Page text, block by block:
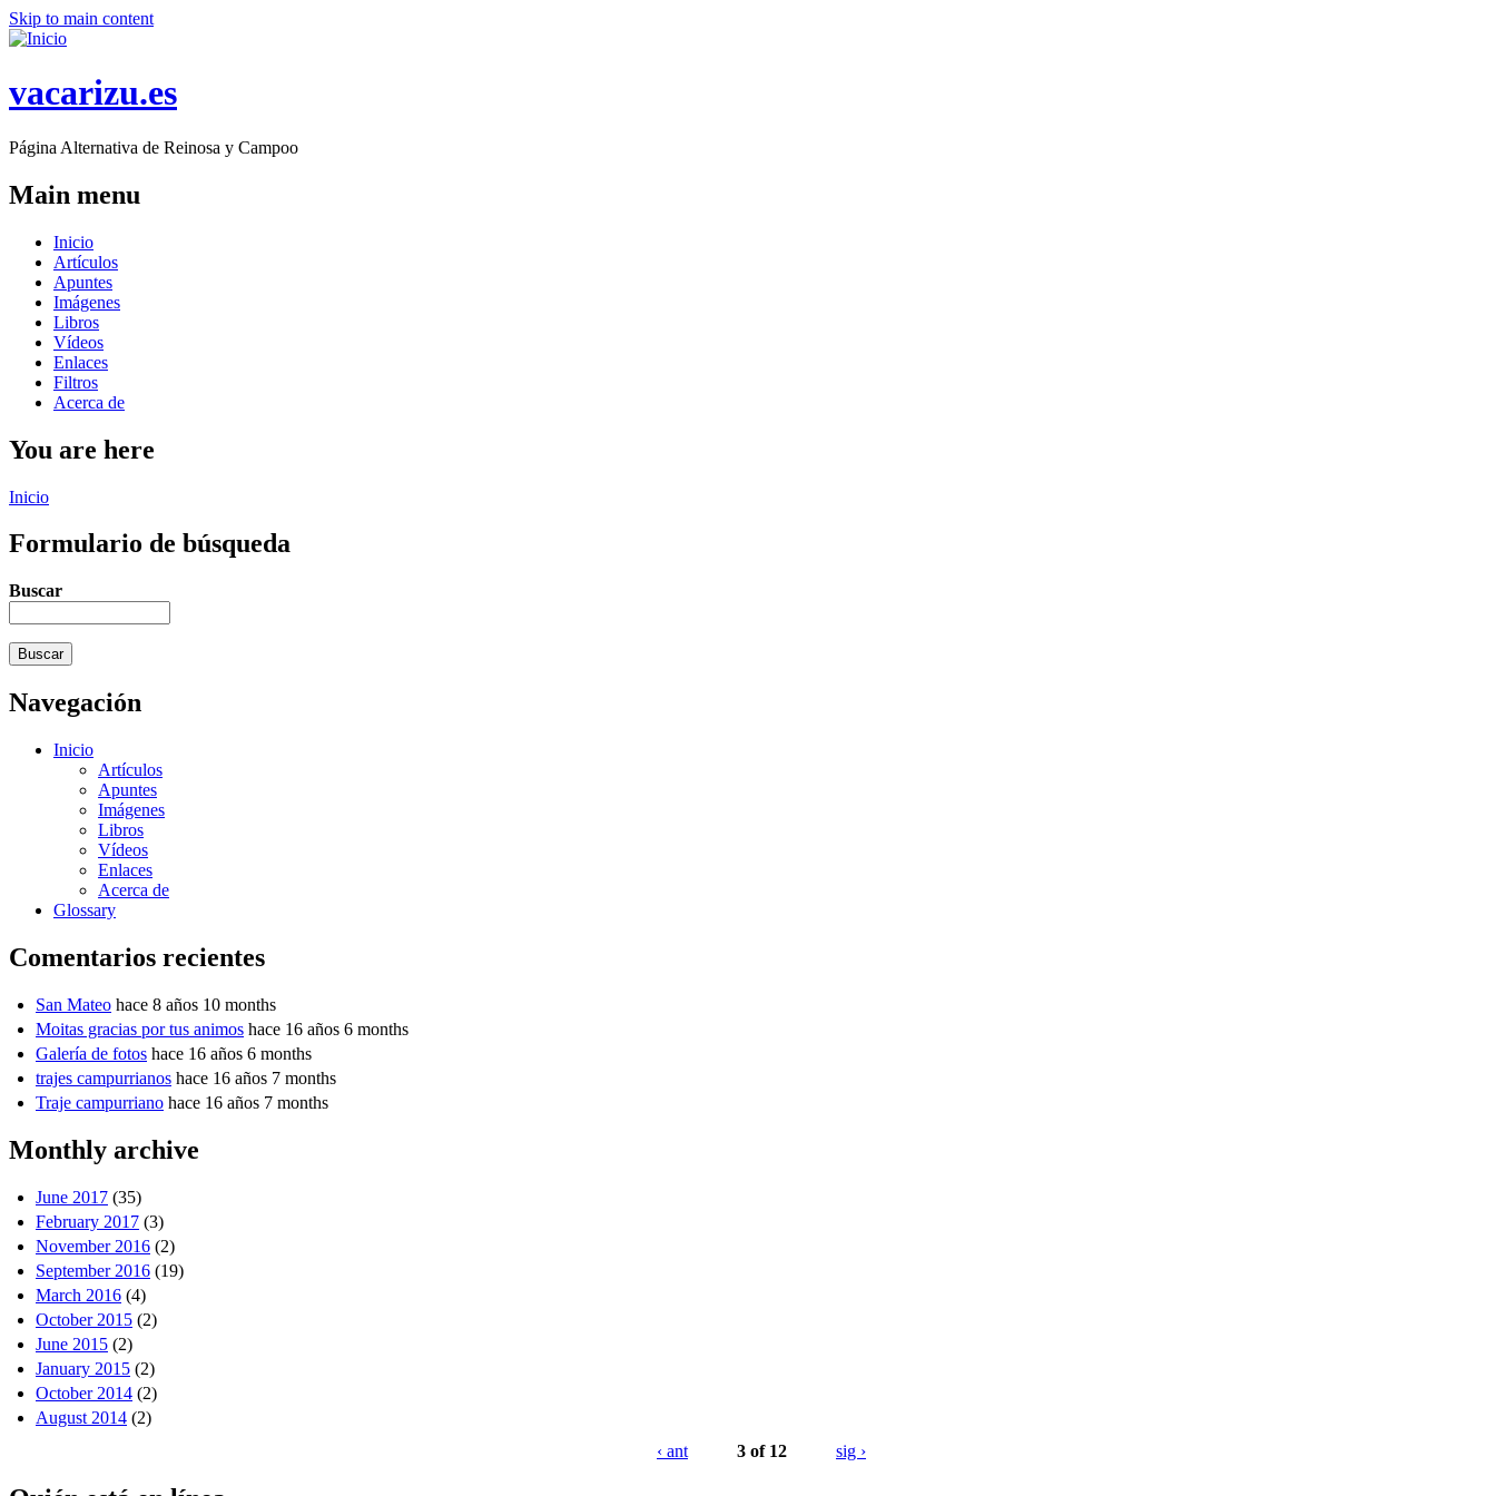
Skip to main content
vacarizu.es
Página Alternativa de Reinosa y Campoo
Main menu
Inicio
Artículos
Apuntes
Imágenes
Libros
Vídeos
Enlaces
Filtros
Acerca de
You are here
Inicio
Formulario de búsqueda
Buscar
Navegación
Inicio
Artículos
Apuntes
Imágenes
Libros
Vídeos
Enlaces
Acerca de
Glossary
Comentarios recientes
San Mateo hace 8 años 10 months
Moitas gracias por tus animos hace 16 años 6 months
Galería de fotos hace 16 años 6 months
trajes campurrianos hace 16 años 7 months
Traje campurriano hace 16 años 7 months
Monthly archive
June 2017 (35)
February 2017 (3)
November 2016 (2)
September 2016 (19)
March 2016 (4)
October 2015 (2)
June 2015 (2)
January 2015 (2)
October 2014 (2)
August 2014 (2)
‹ ant
3 of 12 sig ›